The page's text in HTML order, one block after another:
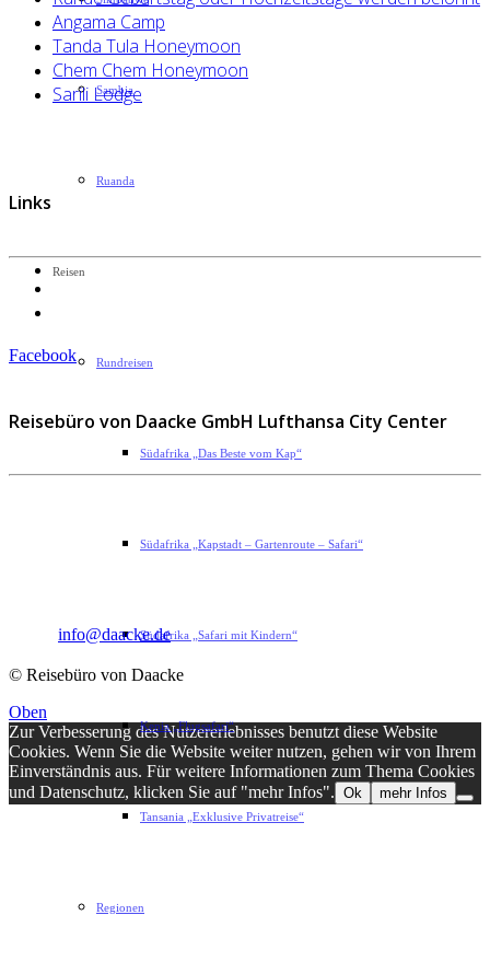
Sambia
Ruanda
Reisen
Rundreisen
Südafrika „Das Beste vom Kap“
Südafrika „Kapstadt – Gartenroute – Safari“
Südafrika „Safari mit Kindern“
Kenia „Flugsafari“
Tansania „Exklusive Privatreise“
Regionen
Angama Camp
Tanda Tula Honeymoon
Chem Chem Honeymoon
Sarili Lodge
Links
Facebook
Reisebüro von Daacke GmbH Lufthansa City Center
info@daacke.de
© Reisebüro von Daacke
Oben
Zur Verbesserung des Nutzererlebnisses benutzt diese Website
Cookies. Wenn Sie die Website weiter nutzen, gehen wir von Ihrem
Einverständnis aus. Für weitere Informationen zum Thema Cookies
und Datenschutz, klicken Sie auf "mehr Infos". Ok mehr Infos